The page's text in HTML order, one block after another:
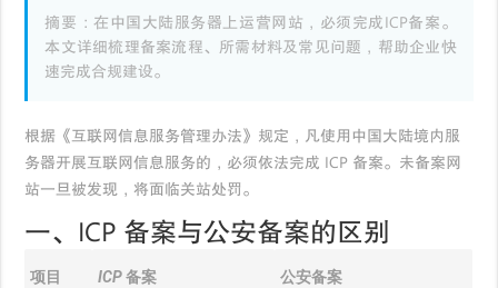
摘要：在中国大陆服务器上运营网站，必须完成ICP备案。
本文详细梳理备案流程、所需材料及常见问题，帮助企业快
速完成合规建设。
根据《互联网信息服务管理办法》规定，凡使用中国大陆境内服
务器开展互联网信息服务的，必须依法完成 ICP 备案。未备案网
站一旦被发现，将面临关站处罚。
一、ICP 备案与公安备案的区别
项目 ICP 备案 公安备案